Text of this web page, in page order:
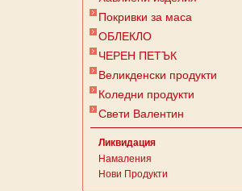
Покривки за маса
ОБЛЕКЛО
ЧЕРЕН ПЕТЪК
Великденски продукти
Коледни продукти
Свети Валентин
Ликвидация
Намаления
Нови Продукти